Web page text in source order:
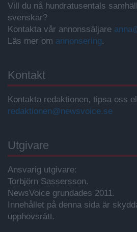
Vill du nå hundratusentals
svenskar?
Kontakta vår annonssäljare
Läs mer om annonsering.
Kontakt
Kontakta redaktionen, tipsa oss
redaktionen@newsvoice.se
Utgivare
Ansvarig utgivare:
Torbjörn Sassersson.
NewsVoice grundades 2011.
Innehållet på denna sida är
upphovsrätt.